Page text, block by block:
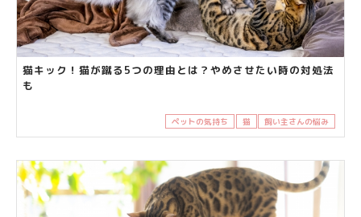
猫キック！猫が蹴る5つの理由とは？やめさせたい時の対処法
も
ペットの気持ち 猫 飼い主さんの悩み